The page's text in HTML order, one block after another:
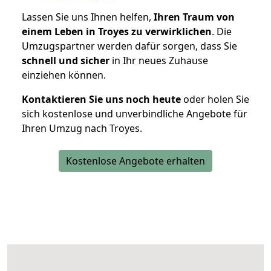
Lassen Sie uns Ihnen helfen, Ihren Traum von
einem Leben in Troyes zu verwirklichen. Die
Umzugspartner werden dafür sorgen, dass Sie
schnell und sicher in Ihr neues Zuhause
einziehen können.
Kontaktieren Sie uns noch heuteoder holen Sie
sich kostenlose und unverbindliche Angebote für
Ihren Umzug nach Troyes.
Kostenlose Angebote erhalten